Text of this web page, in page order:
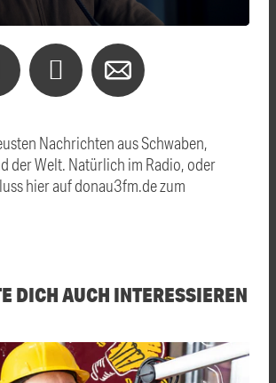
Nachrichten aus Schwaben,
der Welt. Natürlich im Radio, oder
hier auf donau3fm.de zum
DICH AUCH INTERESSIEREN